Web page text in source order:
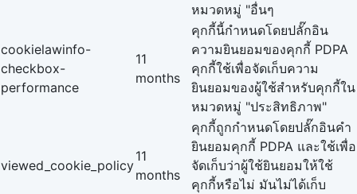
หมวดหมู่ "อื่นๆ
cookielawinfo-
checkbox-
performance
11
months
คุกกี้นี้กำหนดโดยปลั๊กอิน
ความยินยอมของคุกกี้ PDPA
คุกกี้ใช้เพื่อจัดเก็บความ
ยินยอมของผู้ใช้สำหรับคุกกี้ใน
หมวดหมู่ "ประสิทธิภาพ"
viewed_cookie_policy
11
months
คุกกี้ถูกกำหนดโดยปลั๊กอินคำ
ยินยอมคุกกี้ PDPA และใช้เพื่อ
จัดเก็บว่าผู้ใช้ยินยอมให้ใช้
คุกกี้หรือไม่ มันไม่ได้เก็บ